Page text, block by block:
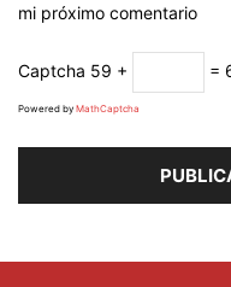
mi próximo comentario
Captcha 59 + =
Powered by MathCaptcha